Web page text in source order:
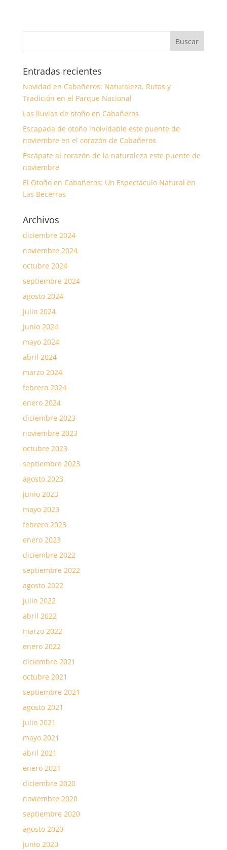
Entradas recientes
Navidad en Cabañeros: Naturaleza, Rutas y
Tradición en el Parque Nacional
Las lluvias de otoño en Cabañeros
Escapada de otoño inolvidable este puente de
noviembre en el corazón de Cabañeros
Escápate al corazón de la naturaleza este puente de
noviembre
El Otoño en Cabañeros: Un Espectáculo Natural en
Las Becerras
Archivos
diciembre 2024
noviembre 2024
octubre 2024
septiembre 2024
agosto 2024
julio 2024
junio 2024
mayo 2024
abril 2024
marzo 2024
febrero 2024
enero 2024
diciembre 2023
noviembre 2023
octubre 2023
septiembre 2023
agosto 2023
junio 2023
mayo 2023
febrero 2023
enero 2023
diciembre 2022
septiembre 2022
agosto 2022
julio 2022
abril 2022
marzo 2022
enero 2022
diciembre 2021
octubre 2021
septiembre 2021
agosto 2021
julio 2021
mayo 2021
abril 2021
enero 2021
diciembre 2020
noviembre 2020
septiembre 2020
agosto 2020
junio 2020